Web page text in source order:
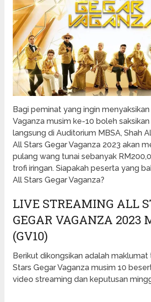
Bagi peminat yang ingin
Vaganza musim ke-10 boleh
langsung di Auditorium MBSA, Shah
All Stars Gegar Vaganza 2023 akan
pulang wang tunai sebanyak
trofi iringan. Siapakah peserta yang
All Stars Gegar Vaganza?
LIVE STREAMING ALL
GEGAR VAGANZA 2023
(GV10)
Berikut dikongsikan adalah
Stars Gegar Vaganza musim 10
video streaming dan keputusan